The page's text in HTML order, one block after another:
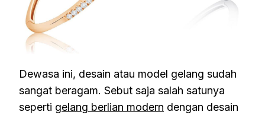
Dewasa ini, desain atau model gelang sudah
sangat beragam. Sebut saja salah satunya
seperti gelang berlian modern dengan desain